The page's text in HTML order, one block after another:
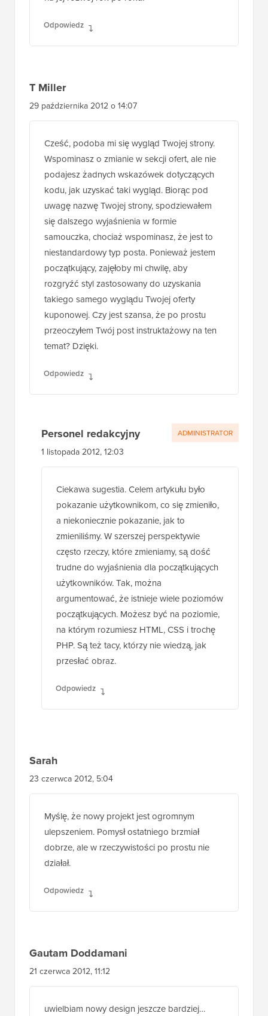
Odpowiedz
T Miller
29 października 2012 o 14:07
Cześć, podoba mi się wygląd Twojej strony.
Wspominasz o zmianie w sekcji ofert, ale nie
podajesz żadnych wskazówek dotyczących
kodu, jak uzyskać taki wygląd. Biorąc pod
uwagę nazwę Twojej strony, spodziewałem
się dalszego wyjaśnienia w formie
samouczka, chociaż wspominasz, że jest to
niestandardowy typ posta. Ponieważ jestem
początkujący, zajęłoby mi chwilę, aby
rozgryźć styl zastosowany do uzyskania
takiego samego wyglądu Twojej oferty
kuponowej. Czy jest szansa, że po prostu
przeoczyłem Twój post instruktażowy na ten
temat? Dzięki.
Odpowiedz
Personel redakcyjny
1 listopada 2012, 12:03
Ciekawa sugestia. Celem artykułu było
pokazanie użytkownikom, co się zmieniło,
a niekoniecznie pokazanie, jak to
zmieniliśmy. W szerszej perspektywie
często rzeczy, które zmieniamy, są dość
trudne do wyjaśnienia dla początkujących
użytkowników. Tak, można
argumentować, że istnieje wiele poziomów
początkujących. Możesz być na poziomie,
na którym rozumiesz HTML, CSS i trochę
PHP. Są też tacy, którzy nie wiedzą, jak
przesłać obraz.
Odpowiedz
ADMINISTRATOR
Sarah
23 czerwca 2012, 5:04
Myślę, że nowy projekt jest ogromnym
ulepszeniem. Pomysł ostatniego brzmiał
dobrze, ale w rzeczywistości po prostu nie
działał.
Odpowiedz
Gautam Doddamani
21 czerwca 2012, 11:12
uwielbiam nowy design jeszcze bardziej…